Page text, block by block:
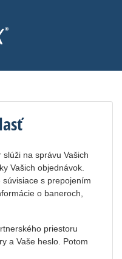
na správu Vašich
Vašich objednávok.
s prepojením
o baneroch,
priestoru
a Vaše heslo. Potom